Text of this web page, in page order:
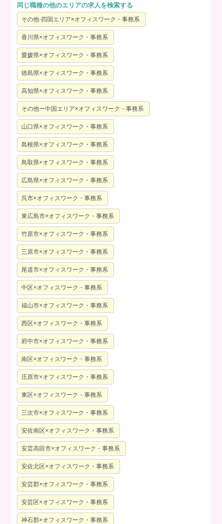
同じ職種の他のエリアの求人を検索する
その他-四国エリア×オフィスワーク・事務系
香川県×オフィスワーク・事務系
愛媛県×オフィスワーク・事務系
徳島県×オフィスワーク・事務系
高知県×オフィスワーク・事務系
その他ー中国エリア×オフィスワーク・事務系
山口県×オフィスワーク・事務系
島根県×オフィスワーク・事務系
鳥取県×オフィスワーク・事務系
広島県×オフィスワーク・事務系
呉市×オフィスワーク・事務系
東広島市×オフィスワーク・事務系
竹原市×オフィスワーク・事務系
三原市×オフィスワーク・事務系
尾道市×オフィスワーク・事務系
中区×オフィスワーク・事務系
福山市×オフィスワーク・事務系
西区×オフィスワーク・事務系
府中市×オフィスワーク・事務系
南区×オフィスワーク・事務系
庄原市×オフィスワーク・事務系
東区×オフィスワーク・事務系
三次市×オフィスワーク・事務系
安佐南区×オフィスワーク・事務系
安芸高田市×オフィスワーク・事務系
安佐北区×オフィスワーク・事務系
安芸郡×オフィスワーク・事務系
安芸区×オフィスワーク・事務系
神石郡×オフィスワーク・事務系